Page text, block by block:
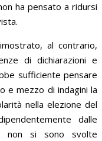
ha pensato a ridursi
al contrario,
di dichiarazioni e
sufficiente pensare
e mezzo di indagini la
nella elezione del
dalle
non si sono svolte